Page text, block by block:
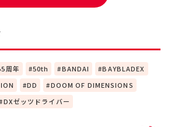
周年 50th BANDAI
BAYBLADEX
DD
DOOM OF DIMENSIONS
DXゼッツドライバー